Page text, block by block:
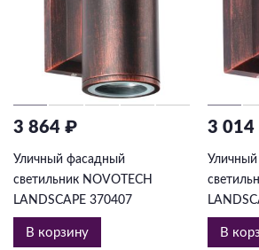
3 864 ₽
Уличный фасадный
светильник NOVOTECH
LANDSCAPE 370407
В корзину
3 014
В